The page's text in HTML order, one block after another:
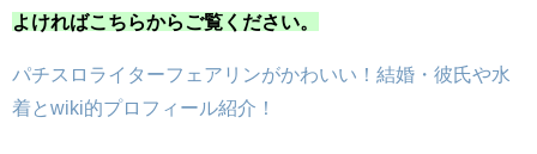
よければこちらからご覧ください。
パチスロライターフェアリンがかわいい！結婚・彼氏や水
着とwiki的プロフィール紹介！